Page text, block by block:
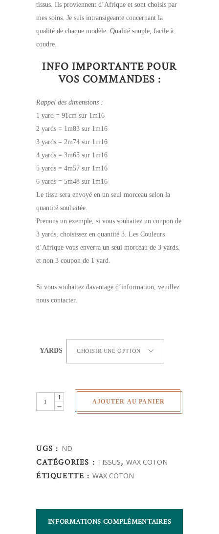
tissus. Ils proviennent d’Afrique et sont choisis par
mes soins. Je suis intransigeante concernant la
qualité de chaque modèle. Qualité souple, facile à
coudre.
INFO IMPORTANTE POUR
VOS COMMANDES :
Rappel des dimensions :
1 yard = 91cm sur 1m16
2 yards = 1m83 sur 1m16
3 yards = 2m74 sur 1m16
4 yards = 3m65 sur 1m16
5 yards = 4m57 sur 1m16
6 yards = 5m48 sur 1m16
Le tissu sera envoyé en un seul morceau selon la
quantité souhaitée.
Prenons un exemple, si vous souhaitez un coupon de
3 yards, choisissez en quantité 3. Les Couleurs
d’Afrique vous enverra un seul morceau de 3 yards.
et non 3 coupon de 1 yard.
Si vous souhaitez davantage d’information, veuillez
nous contacter.
YARDS CHOISIR UNE OPTION
Wax
Africain
de
mariage
quantity
AJOUTER AU PANIER
UGS : ND
CATÉGORIES : TISSUS,WAX COTON
ÉTIQUETTE :WAX COTON
INFORMATIONS COMPLÉMENTAIRES